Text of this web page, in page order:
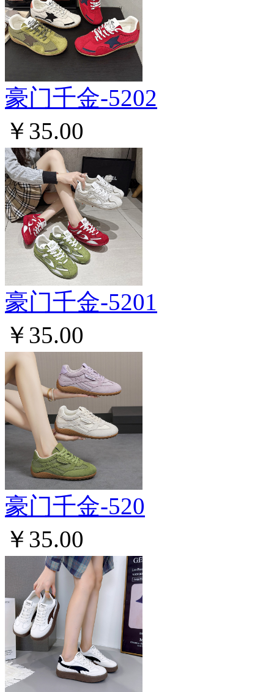
豪门千金-5202
￥35.00
豪门千金-5201
￥35.00
豪门千金-520
￥35.00